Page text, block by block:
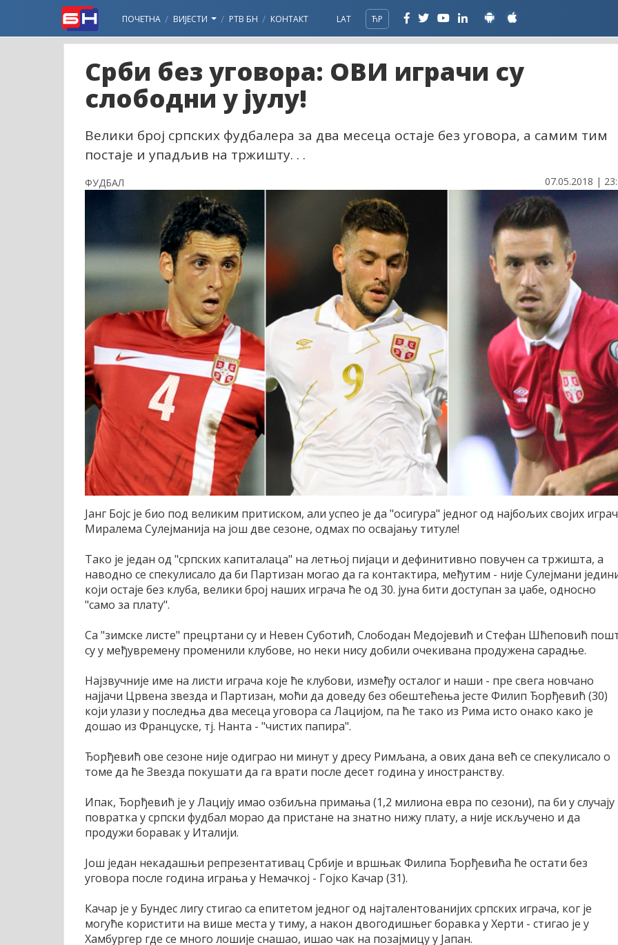
ПОЧЕТНА ВИЈЕСТИ РТВ БН КОНТАКТ LAT ЋР
Срби без уговора: ОВИ играчи су
слободни у јулу!
Велики број српских фудбалера за два месеца остаје без уговора, а самим тим
постаје и упадљив на тржишту. . .
ФУДБАЛ 07.05.2018 |
Јанг Бојс је био под великим притиском, али успео је да "осигура" једног од најбољих својих
Миралема Сулејманија на још две сезоне, одмах по освајању титуле!
Тако је један од "српских капиталаца" на летњој пијаци и дефинитивно повучен са тржишта, а
наводно се спекулисало да би Партизан могао да га контактира, међутим - није Сулејмани
који остаје без клуба, велики број наших играча ће од 30. јуна бити доступан за џабе, односно
"само за плату".
Са "зимске листе" прецртани су и Невен Суботић, Слободан Медојевић и Стефан Шћеповић
су у међувремену променили клубове, но неки нису добили очекивана продужена сарадње.
Најзвучније име на листи играча које ће клубови, између осталог и наши - пре свега новчано
најјачи Црвена звезда и Партизан, моћи да доведу без обештећења јесте Филип Ђорђевић (30)
који улази у последња два месеца уговора са Лацијом, па ће тако из Рима исто онако како је
дошао из Француске, тј. Нанта - "чистих папира".
Ђорђевић ове сезоне није одиграо ни минут у дресу Римљана, а ових дана већ се спекулисало о
томе да ће Звезда покушати да га врати после десет година у иностранству.
Ипак, Ђорђевић је у Лацију имао озбиљна примања (1,2 милиона евра по сезони), па би у случају
повратка у српски фудбал морао да пристане на знатно нижу плату, а није искључено и да
продужи боравак у Италији.
Још један некадашњи репрезентативац Србије и вршњак Филипа Ђорђевића ће остати без
уговора после година играња у Немачкој - Гојко Качар (31).
Качар је у Бундес лигу стигао са епитетом једног од најталентованијих српских играча, ког је
могуће користити на више места у тиму, а након двогодишњег боравка у Херти - стигао је у
Хамбургер где се много лошије снашао, ишао чак на позајмицу у Јапан.